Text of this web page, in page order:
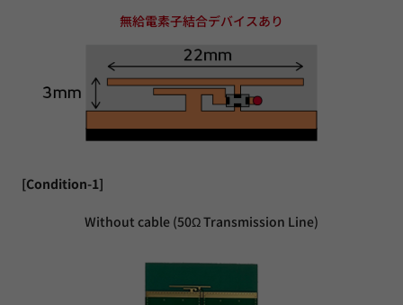
無給電素子結合デバイスあり
[Condition-1]
Without cable (50Ω Transmission Line)